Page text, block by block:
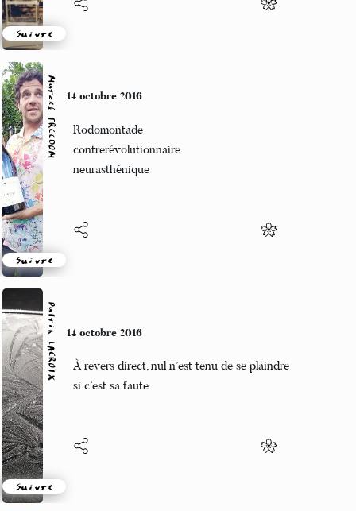
Suivre
Marcel_FREEDOM
Suivre
11 octobre 2016
Un allo viril
Bouclier contre réclame
Dompteur d'open-space
Patrik LACROIX
Suivre
11 octobre 2016
La bouteille qui me chante
L’indifférence du partage.